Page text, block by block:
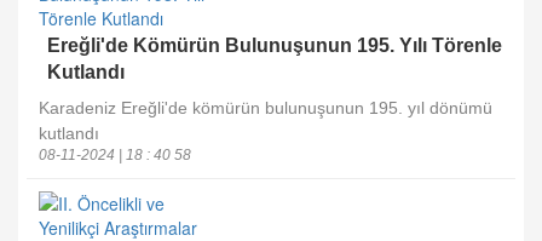
Ereğli'de Kömürün Bulunuşunun 195. Yılı Törenle
Kutlandı
Karadeniz Ereğli'de kömürün bulunuşunun 195. yıl dönümü
kutlandı
08-11-2024 | 18 : 40 58